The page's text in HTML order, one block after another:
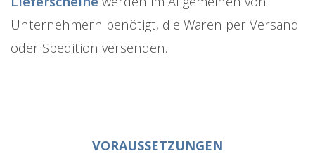
Unternehmern benötigt, die Waren per Versand
oder Spedition versenden.
VORAUSSETZUNGEN